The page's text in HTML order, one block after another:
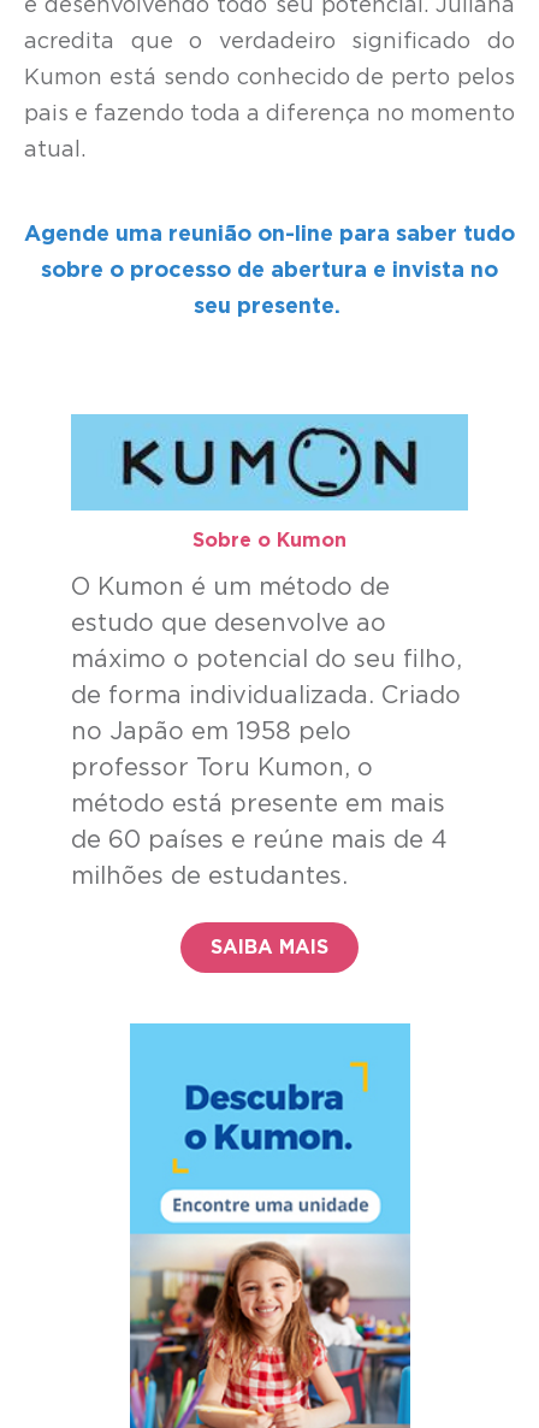
e desenvolvendo todo seu potencial. Juliana
acredita que o verdadeiro significado do
Kumon está sendo conhecido de perto pelos
pais e fazendo toda a diferença no momento
atual.
Agende uma reunião on-line para saber tudo
sobre o processo de abertura e invista no
seu presente.
Sobre o Kumon​
O Kumon é um método de
estudo que desenvolve ao
máximo o potencial do seu filho,
de forma individualizada. Criado
no Japão em 1958 pelo
professor Toru Kumon, o
método está presente em mais
de 60 países e reúne mais de 4
milhões de estudantes.
SAIBA MAIS